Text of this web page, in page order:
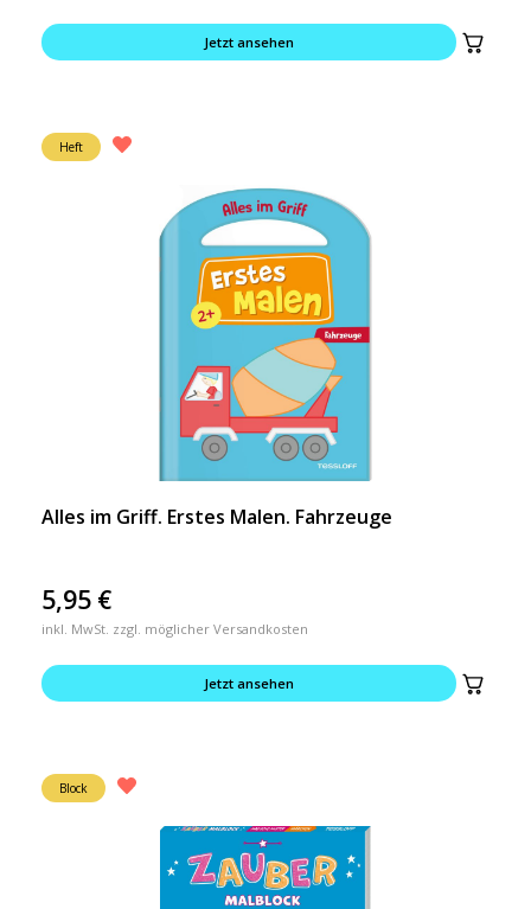
Jetzt ansehen
Heft
Alles im Griff. Erstes Malen. Fahrzeuge
5,95 €
inkl. MwSt. zzgl. möglicher Versandkosten
Jetzt ansehen
Block